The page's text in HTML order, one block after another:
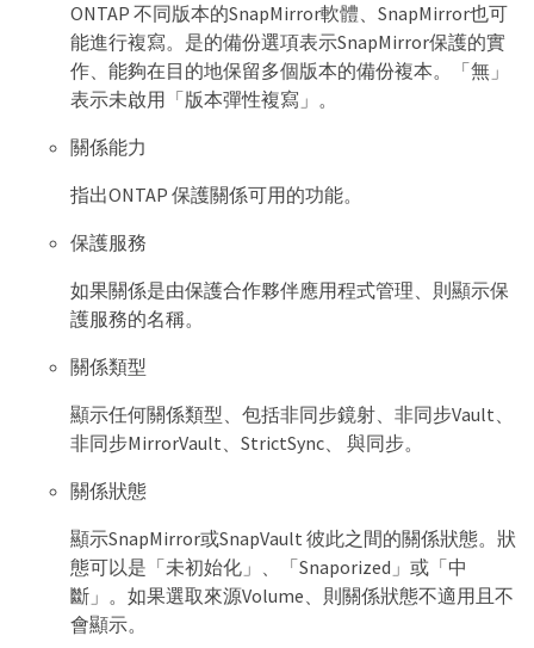
ONTAP 不同版本的SnapMirror軟體、SnapMirror也可
能進行複寫。是的備份選項表示SnapMirror保護的實
作、能夠在目的地保留多個版本的備份複本。「無」
表示未啟用「版本彈性複寫」。
關係能力
指出ONTAP 保護關係可用的功能。
保護服務
如果關係是由保護合作夥伴應用程式管理、則顯示保
護服務的名稱。
關係類型
顯示任何關係類型、包括非同步鏡射、非同步Vault、
非同步MirrorVault、StrictSync、 與同步。
關係狀態
顯示SnapMirror或SnapVault 彼此之間的關係狀態。狀
態可以是「未初始化」、「Snaporized」或「中
斷」。如果選取來源Volume、則關係狀態不適用且不
會顯示。